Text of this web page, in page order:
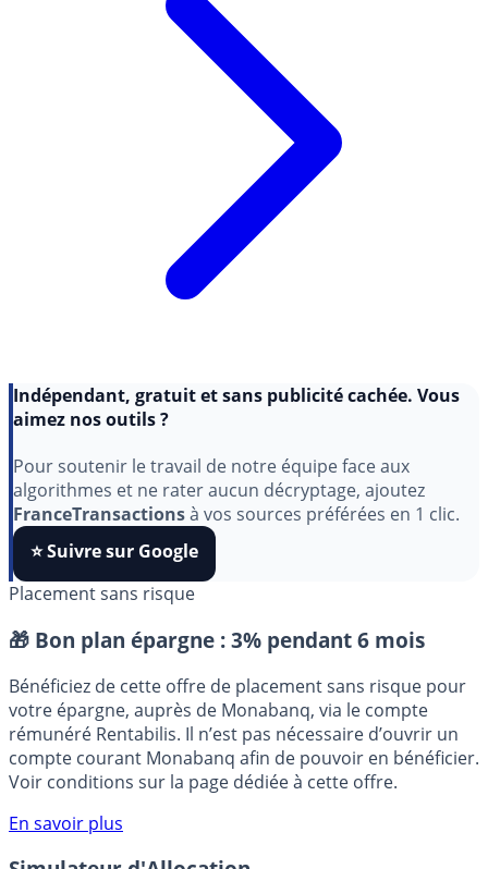
aimez nos outils ?
Pour soutenir le travail de notre équipe face aux
algorithmes et ne rater aucun décryptage, ajoutez
FranceTransactionsà vos sources préférées en 1 clic.
⭐️ Suivre sur Google
Placement sans risque
🎁 Bon plan épargne : 3% pendant 6 mois
Bénéficiez de cette offre de placement sans risque pour
votre épargne, auprès de Monabanq, via le compte
rémunéré Rentabilis. Il n’est pas nécessaire d’ouvrir un
compte courant Monabanq afin de pouvoir en bénéficier.
Voir conditions sur la page dédiée à cette offre.